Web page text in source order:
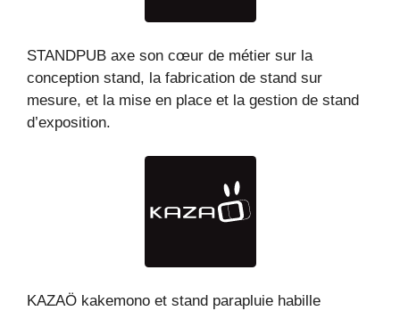
STANDPUB axe son cœur de métier sur la
conception stand, la fabrication de stand sur
mesure, et la mise en place et la gestion de stand
d’exposition.
KAZAÖ kakemono et stand parapluie habille